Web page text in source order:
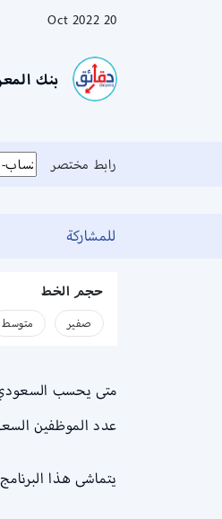
20 Oct 2022
بنك
رابط مختصر
للمشاركة
حجم الخط
صفير متوسط
عدد الموظفين
يتماشى هذا البرنامج